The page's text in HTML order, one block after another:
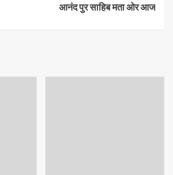
आनंद पुर साहिब मता ओर आज